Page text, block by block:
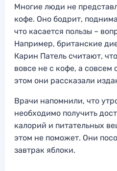
Многие люди не
кофе. Оно бодрит,
что касается пользы –
Например, британские
Карин Патель считают,
вовсе не с кофе, а совсем
этом они рассказали
Врачи напомнили, что
необходимо получить
калорий и питательных
этом не поможет. Они
завтрак яблоки.